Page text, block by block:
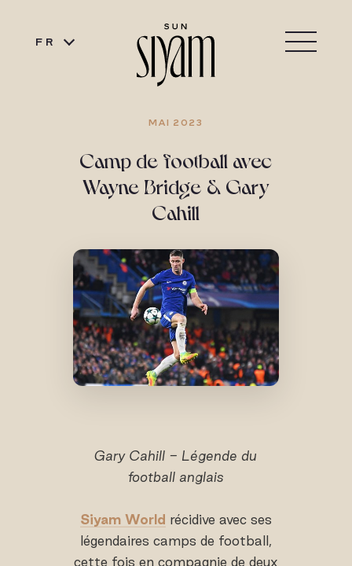
FR
MAI 2023
Camp de football avec
Wayne Bridge & Gary
Cahill
Gary Cahill - Légende du
football anglais
Siyam World récidive avec ses
légendaires camps de football,
cette fois en compagnie de deux